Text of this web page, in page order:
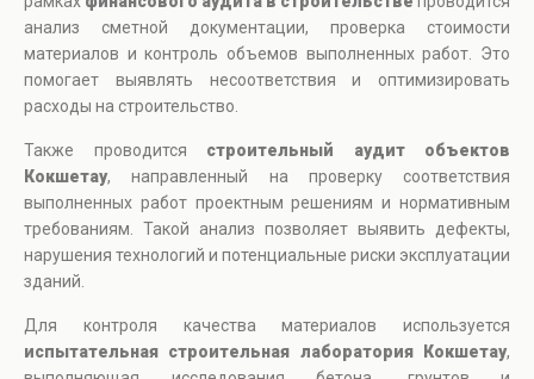
анализ сметной документации, проверка стоимости
материалов и контроль объемов выполненных работ. Это
помогает выявлять несоответствия и оптимизировать
расходы на строительство.
Также проводится строительный аудит объектов
Кокшетау, направленный на проверку соответствия
выполненных работ проектным решениям и нормативным
требованиям. Такой анализ позволяет выявить дефекты,
нарушения технологий и потенциальные риски эксплуатации
зданий.
Для контроля качества материалов используется
испытательная строительная лаборатория Кокшетау,